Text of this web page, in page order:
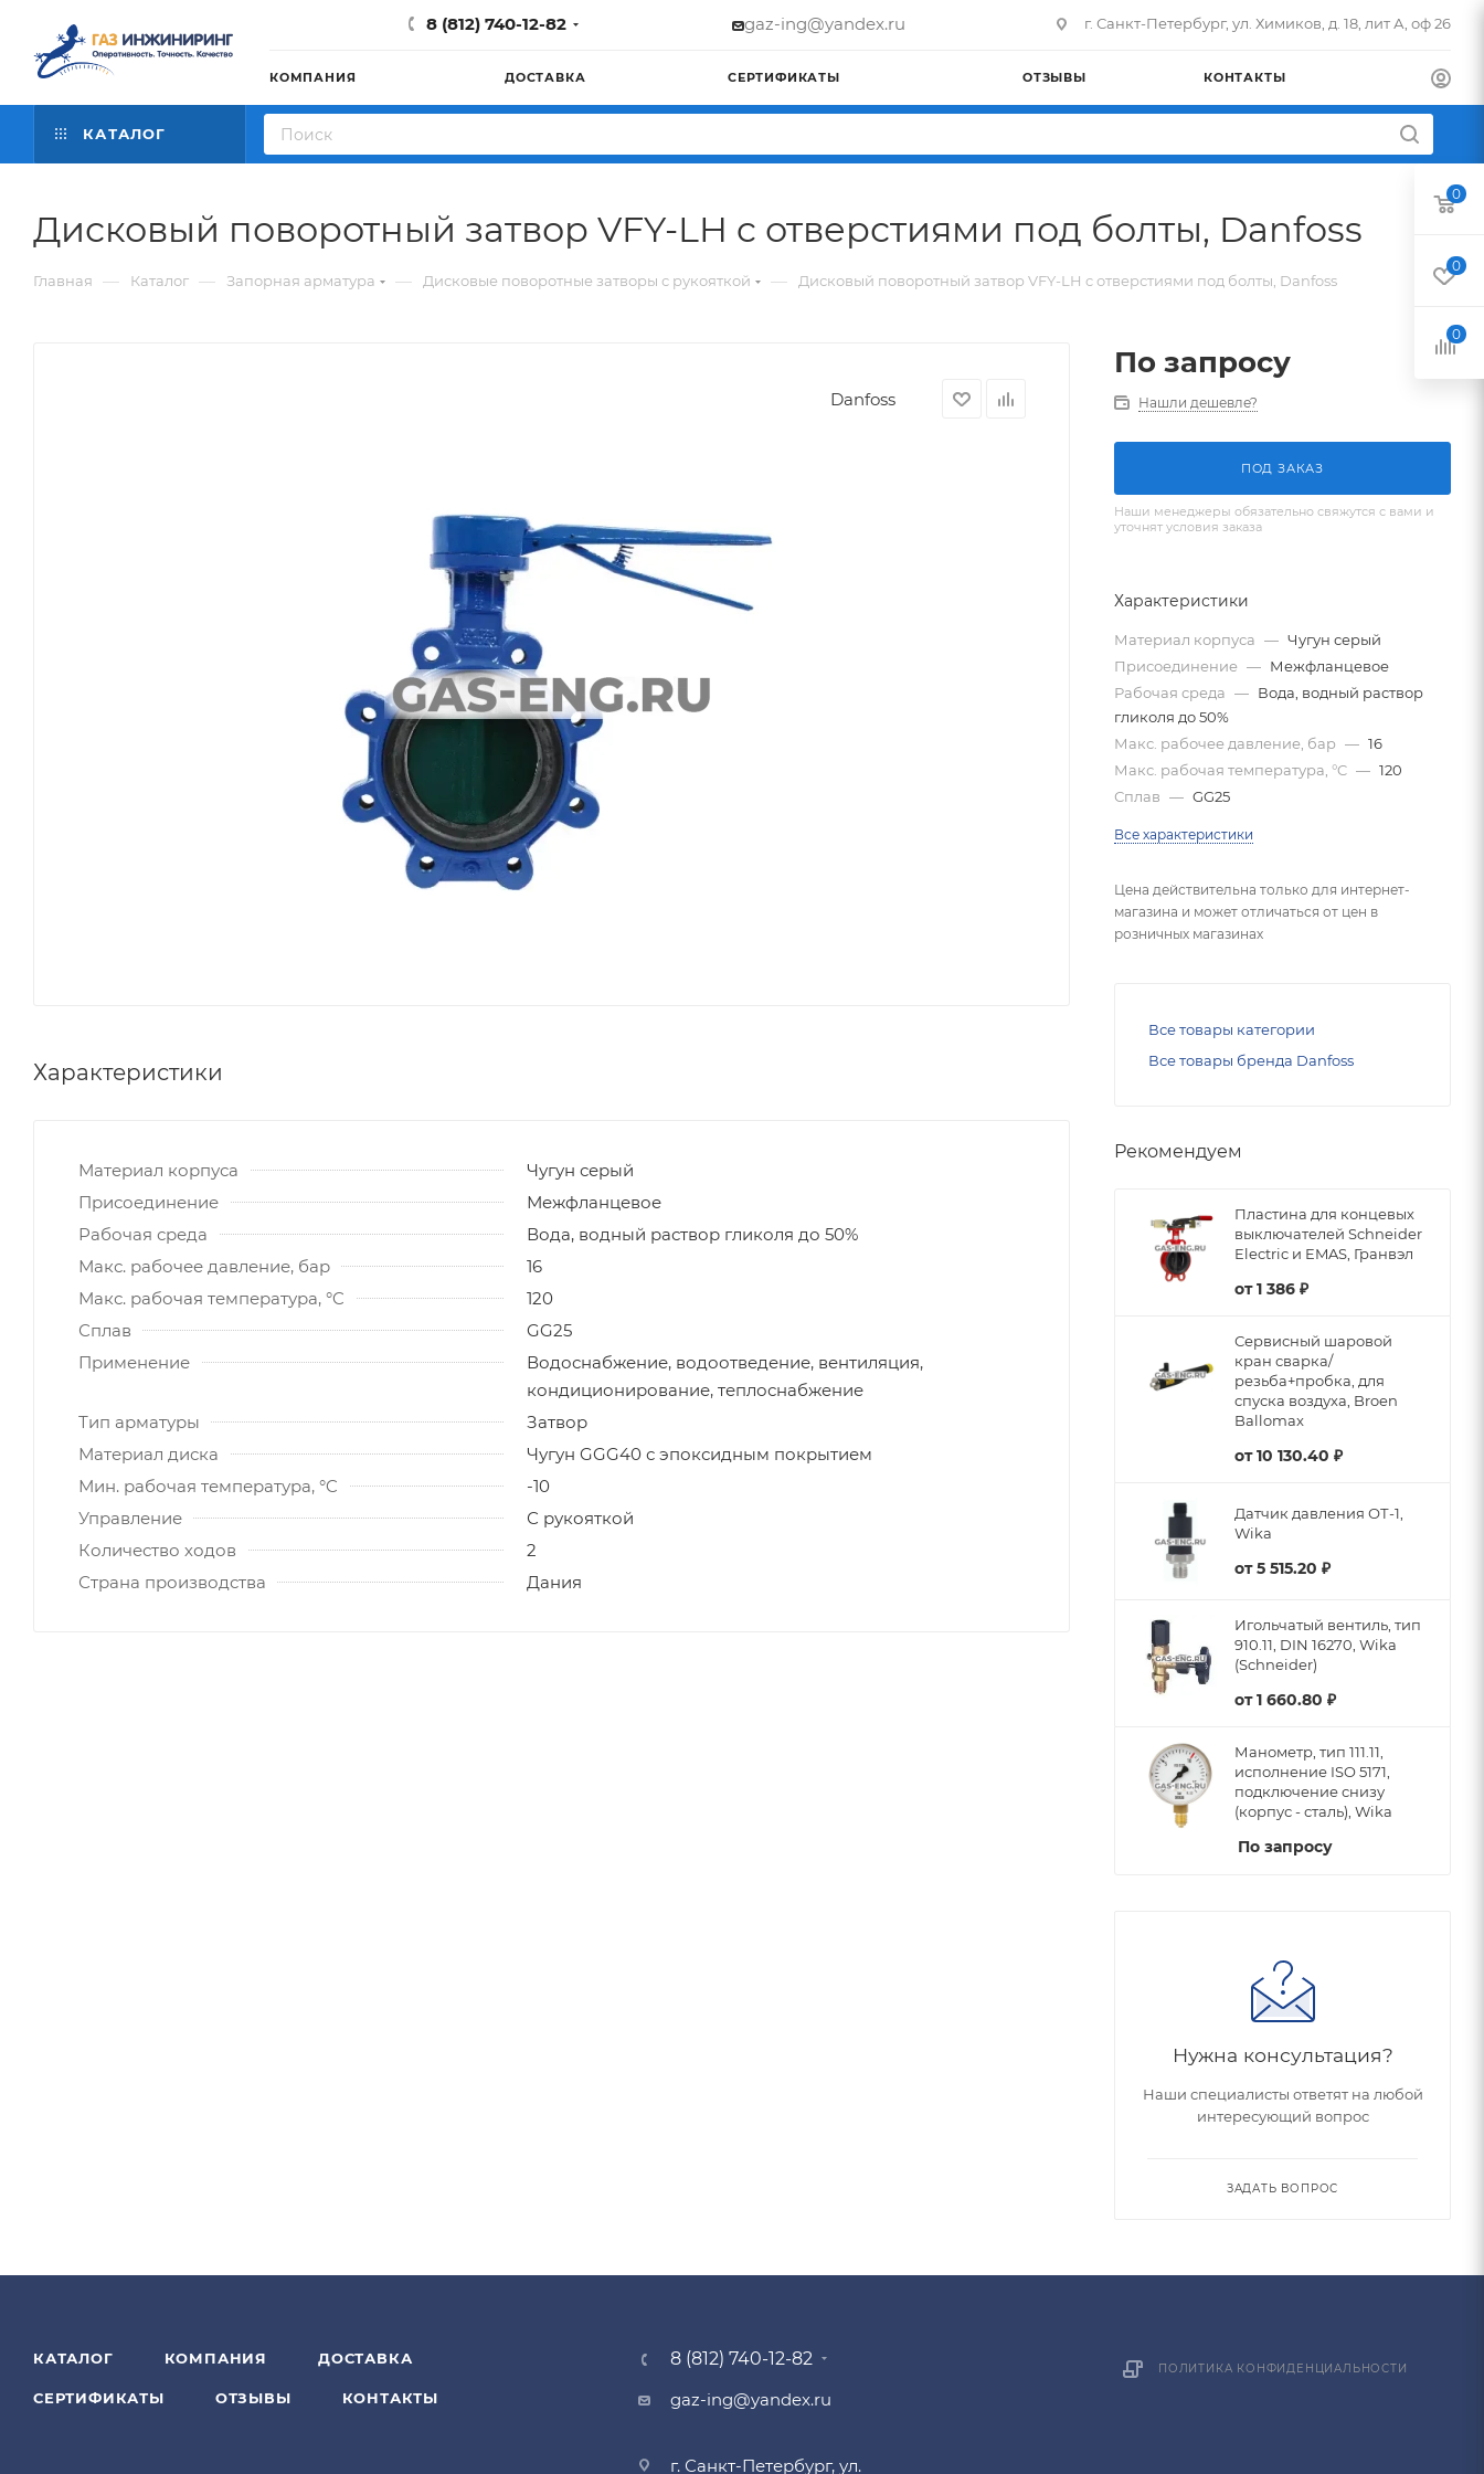
8 (812) 740-12-82 gaz-ing@yandex.ru г. Санкт-Петербург, ул. Химиков, д. 18, лит А, оф 26
КОМПАНИЯ ДОСТАВКА СЕРТИФИКАТЫ ОТЗЫВЫ КОНТАКТЫ
КАТАЛОГ
Дисковый поворотный затвор VFY-LH c отверстиями под болты, Danfoss
Главная — Каталог — Запорная арматура — Дисковые поворотные затворы с рукояткой — Дисковый поворотный затвор VFY-LH c отверстиями под болты, Danfoss
Danfoss
Характеристики
Материал корпуса
Чугун серый
Присоединение
Межфланцевое
Рабочая среда
Вода, водный раствор гликоля до 50%
Макс. рабочее давление, бар
16
Макс. рабочая температура, °C
120
Сплав
GG25
Применение
Водоснабжение, водоотведение, вентиляция,
кондиционирование, теплоснабжение
Тип арматуры
Затвор
Материал диска
Чугун GGG40 с эпоксидным покрытием
Мин. рабочая температура, °C
-10
Управление
С рукояткой
Количество ходов
2
Страна производства
Дания
По запросу
Нашли дешевле?
ПОД ЗАКАЗ
Наши менеджеры обязательно свяжутся с вами и
уточнят условия заказа
Характеристики
Материал корпуса — Чугун серый
Присоединение — Межфланцевое
Рабочая среда — Вода, водный раствор
гликоля до 50%
Макс. рабочее давление, бар — 16
Макс. рабочая температура, °C — 120
Сплав — GG25
Все характеристики
Цена действительна только для интернет-
магазина и может отличаться от цен в
розничных магазинах
Все товары категории
Все товары бренда Danfoss
Рекомендуем
Пластина для концевых
выключателей Schneider
Electric и EMAS, Гранвэл
от1 386 ₽
Сервисный шаровой
кран сварка/
резьба+пробка, для
спуска воздуха, Broen
Ballomax
от10 130.40 ₽
Датчик давления ОТ-1,
Wika
от5 515.20 ₽
Игольчатый вентиль, тип
910.11, DIN 16270, Wika
(Schneider)
от1 660.80 ₽
Манометр, тип 111.11,
исполнение ISO 5171,
подключение снизу
(корпус - сталь), Wika
По запросу
Нужна консультация?
Наши специалисты ответят на любой
интересующий вопрос
ЗАДАТЬ ВОПРОС
КАТАЛОГ КОМПАНИЯ ДОСТАВКА
СЕРТИФИКАТЫ ОТЗЫВЫ КОНТАКТЫ
8 (812) 740-12-82
gaz-ing@yandex.ru
г. Санкт-Петербург, ул.
ПОЛИТИКА КОНФИДЕНЦИАЛЬНОСТИ
0
0
0